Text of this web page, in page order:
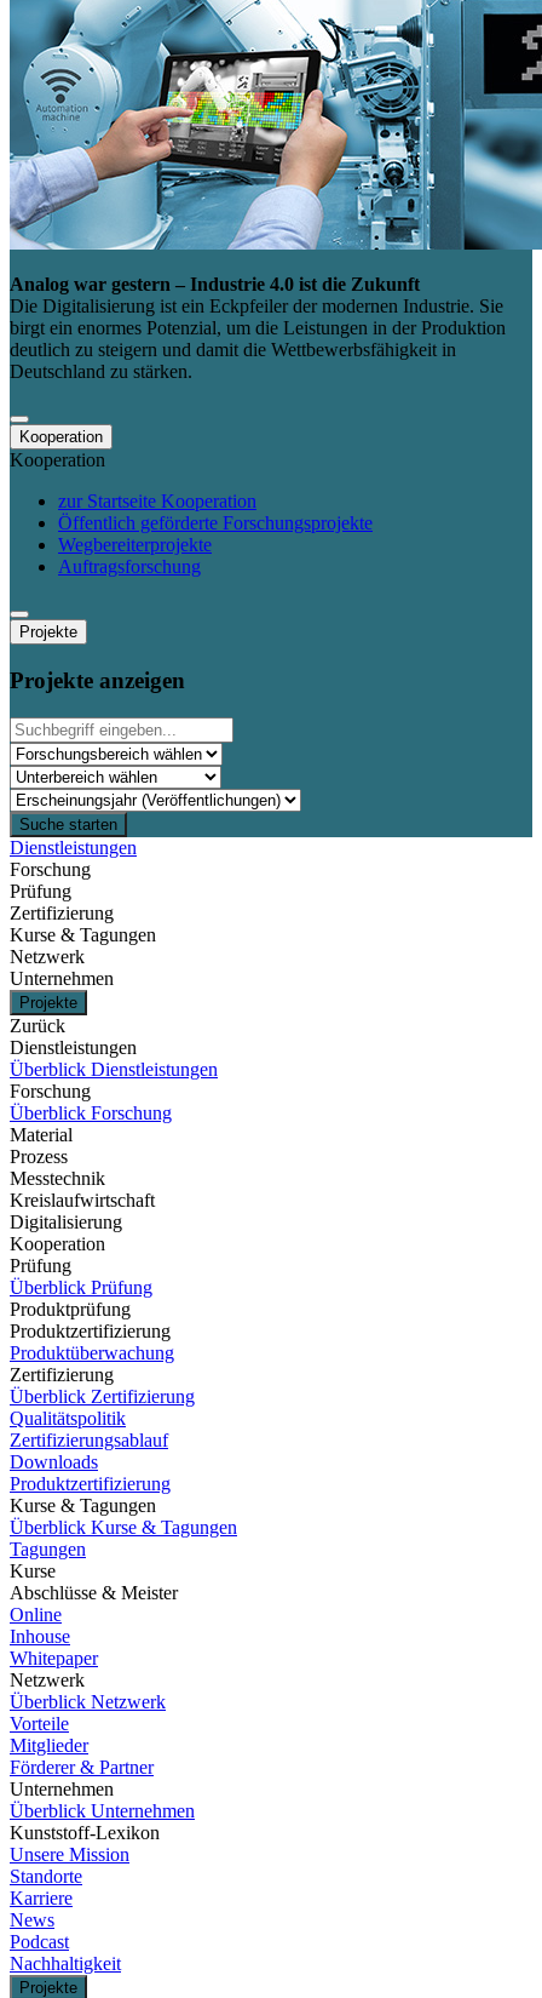
Analog war gestern – Industrie 4.0 ist die Zukunft
Die Digitalisierung ist ein Eckpfeiler der modernen Industrie. Sie
birgt ein enormes Potenzial, um die Leistungen in der Produktion
deutlich zu steigern und damit die Wettbewerbsfähigkeit in
Deutschland zu stärken.
Kooperation
Kooperation
zur Startseite Kooperation
Öffentlich geförderte Forschungsprojekte
Wegbereiterprojekte
Auftragsforschung
Projekte
Projekte anzeigen
Suche starten
Dienstleistungen
Forschung
Prüfung
Zertifizierung
Kurse & Tagungen
Netzwerk
Unternehmen
Projekte
Zurück
Dienstleistungen
Überblick Dienstleistungen
Forschung
Überblick Forschung
Material
Prozess
Messtechnik
Kreislaufwirtschaft
Digitalisierung
Kooperation
Prüfung
Überblick Prüfung
Produktprüfung
Produktzertifizierung
Produktüberwachung
Zertifizierung
Überblick Zertifizierung
Qualitätspolitik
Zertifizierungsablauf
Downloads
Produktzertifizierung
Kurse & Tagungen
Überblick Kurse & Tagungen
Tagungen
Kurse
Abschlüsse & Meister
Online
Inhouse
Whitepaper
Netzwerk
Überblick Netzwerk
Vorteile
Mitglieder
Förderer & Partner
Unternehmen
Überblick Unternehmen
Kunststoff-Lexikon
Unsere Mission
Standorte
Karriere
News
Podcast
Nachhaltigkeit
Projekte